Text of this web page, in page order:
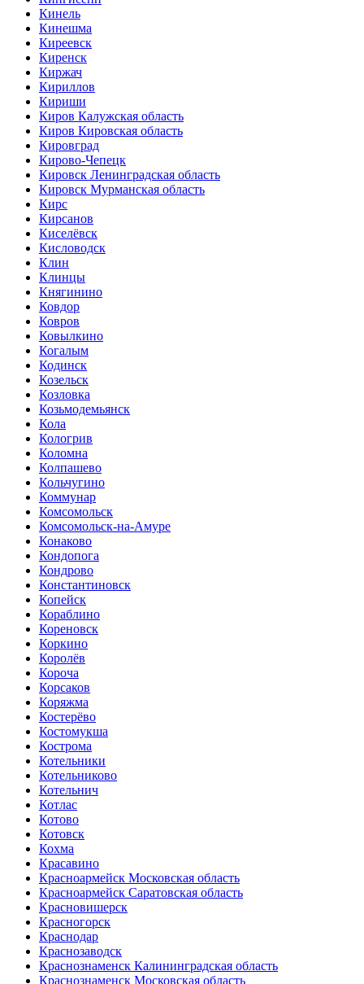
Кинель
Кинешма
Киреевск
Киренск
Киржач
Кириллов
Кириши
Киров Калужская область
Киров Кировская область
Кировград
Кирово-Чепецк
Кировск Ленинградская область
Кировск Мурманская область
Кирс
Кирсанов
Киселёвск
Кисловодск
Клин
Клинцы
Княгинино
Ковдор
Ковров
Ковылкино
Когалым
Кодинск
Козельск
Козловка
Козьмодемьянск
Кола
Кологрив
Коломна
Колпашево
Кольчугино
Коммунар
Комсомольск
Комсомольск-на-Амуре
Конаково
Кондопога
Кондрово
Константиновск
Копейск
Кораблино
Кореновск
Коркино
Королёв
Короча
Корсаков
Коряжма
Костерёво
Костомукша
Кострома
Котельники
Котельниково
Котельнич
Котлас
Котово
Котовск
Кохма
Красавино
Красноармейск Московская область
Красноармейск Саратовская область
Красновишерск
Красногорск
Краснодар
Краснозаводск
Краснознаменск Калининградская область
Краснознаменск Московская область